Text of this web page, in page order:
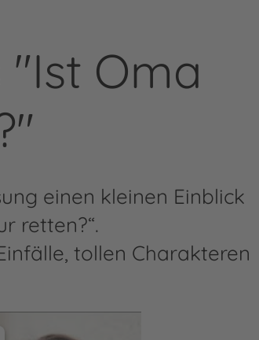
Oma
einen kleinen Einblick
retten?“.
tollen Charakteren